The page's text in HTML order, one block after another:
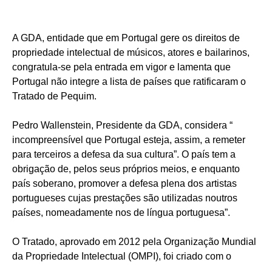
A GDA, entidade que em Portugal gere os direitos de
propriedade intelectual de músicos, atores e bailarinos,
congratula-se pela entrada em vigor e lamenta que
Portugal não integre a lista de países que ratificaram o
Tratado de Pequim.
Pedro Wallenstein, Presidente da GDA, considera “
incompreensível que Portugal esteja, assim, a remeter
para terceiros a defesa da sua cultura”. O país tem a
obrigação de, pelos seus próprios meios, e enquanto
país soberano, promover a defesa plena dos artistas
portugueses cujas prestações são utilizadas noutros
países, nomeadamente nos de língua portuguesa”.
O Tratado, aprovado em 2012 pela Organização Mundial
da Propriedade Intelectual (OMPI), foi criado com o